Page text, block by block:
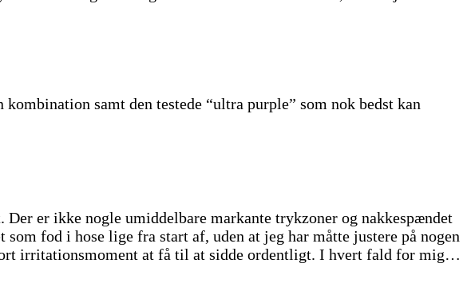
samt den testede “ultra purple” som nok bedst kan
er ikke nogle umiddelbare markante trykzoner og nakkespændet
fod i hose lige fra start af, uden at jeg har måtte justere på nogen
irritationsmoment at få til at sidde ordentligt. I hvert fald for mig…